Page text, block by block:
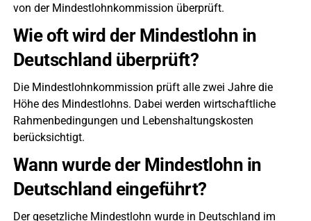
von der Mindestlohnkommission überprüft.
Wie oft wird der Mindestlohn in
Deutschland überprüft?
Die Mindestlohnkommission prüft alle zwei Jahre die
Höhe des Mindestlohns. Dabei werden wirtschaftliche
Rahmenbedingungen und Lebenshaltungskosten
berücksichtigt.
Wann wurde der Mindestlohn in
Deutschland eingeführt?
Der gesetzliche Mindestlohn wurde in Deutschland im